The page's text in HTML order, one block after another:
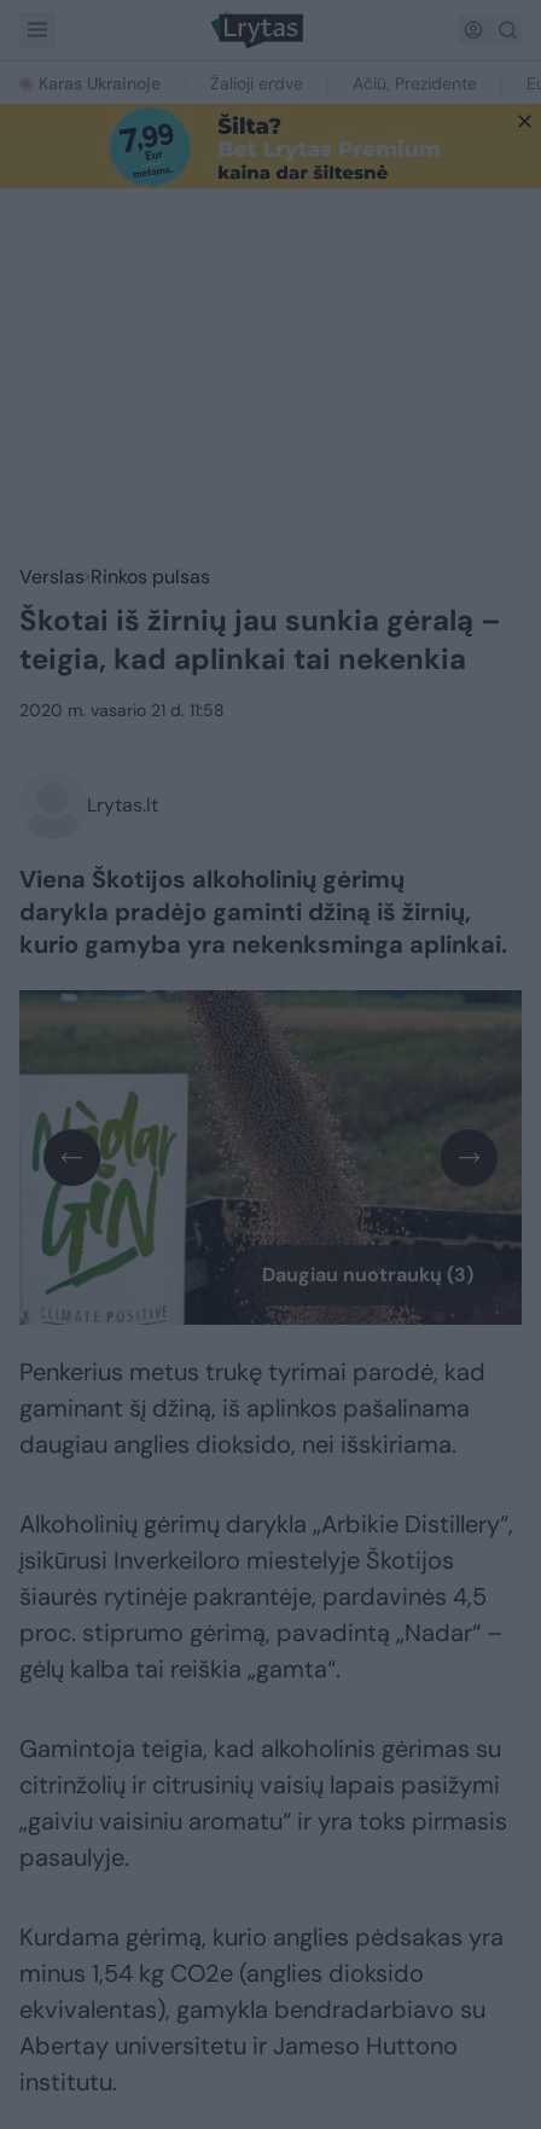
Karas Ukrainoje Žalioji erdvė Ačiū, Prezidente
Verslas Rinkos pulsas
Škotai iš žirnių jau sunkia gėralą –
teigia, kad aplinkai tai nekenkia
2020 m. vasario 21 d. 11:58
Lrytas.lt
Viena Škotijos alkoholinių gėrimų
darykla pradėjo gaminti džiną iš žirnių,
kurio gamyba yra nekenksminga aplinkai.
Daugiau nuotraukų (3)
Penkerius metus trukę tyrimai parodė, kad
gaminant šį džiną, iš aplinkos pašalinama
daugiau anglies dioksido, nei išskiriama.
Alkoholinių gėrimų darykla „Arbikie Distillery“,
įsikūrusi Inverkeiloro miestelyje Škotijos
šiaurės rytinėje pakrantėje, pardavinės 4,5
proc. stiprumo gėrimą, pavadintą „Nadar“ –
gėlų kalba tai reiškia „gamta“.
Gamintoja teigia, kad alkoholinis gėrimas su
citrinžolių ir citrusinių vaisių lapais pasižymi
„gaiviu vaisiniu aromatu“ ir yra toks pirmasis
pasaulyje.
Kurdama gėrimą, kurio anglies pėdsakas yra
minus 1,54 kg CO2e (anglies dioksido
ekvivalentas), gamykla bendradarbiavo su
Abertay universitetu ir Jameso Huttono
institutu.